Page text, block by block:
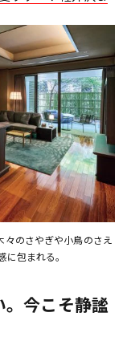
々のさやぎや小鳥のさえ
包まれる。
。今こそ静謐